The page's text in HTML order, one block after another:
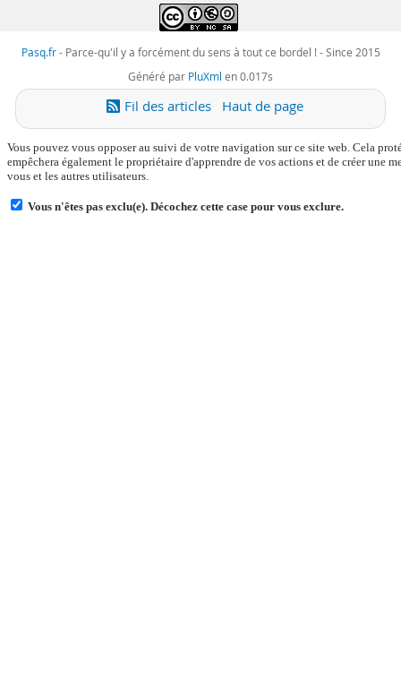
Pasq.fr- Parce-qu'il y a forcément du sens à tout ce bordel ! - Since 2015
Généré par PluXml en 0.017s
Fil des articles Haut de page